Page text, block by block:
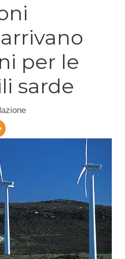
per le
sarde